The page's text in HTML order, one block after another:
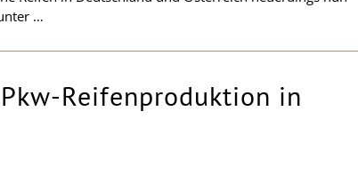
…
Reifenproduktion in